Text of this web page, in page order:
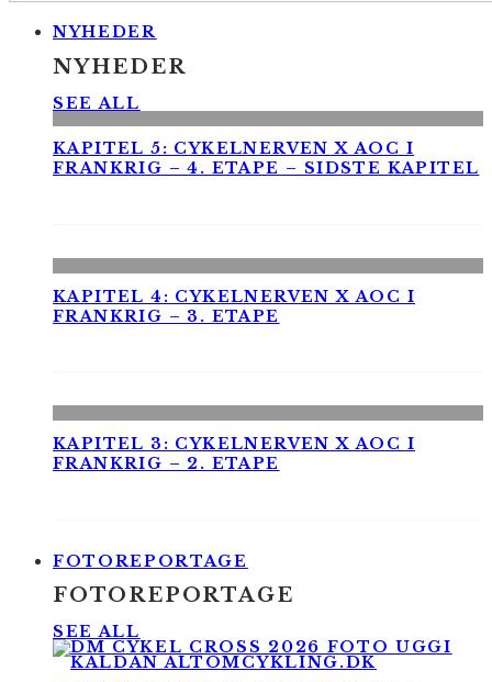
NYHEDER
NYHEDER
SEE ALL
KAPITEL 5: CYKELNERVEN X AOC I
FRANKRIG – 4. ETAPE – SIDSTE KAPITEL
KAPITEL 4: CYKELNERVEN X AOC I
FRANKRIG – 3. ETAPE
KAPITEL 3: CYKELNERVEN X AOC I
FRANKRIG – 2. ETAPE
FOTOREPORTAGE
FOTOREPORTAGE
SEE ALL